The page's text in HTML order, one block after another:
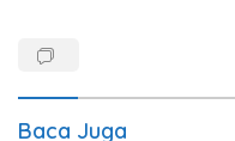
Baca Juga